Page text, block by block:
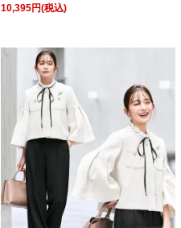
スリムテーパードパンツフリルブラウス付き
10,395円(税込)